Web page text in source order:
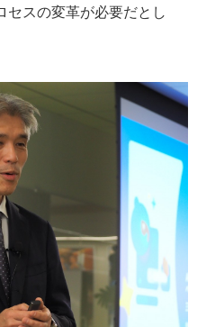
セスの変革が必要だとし